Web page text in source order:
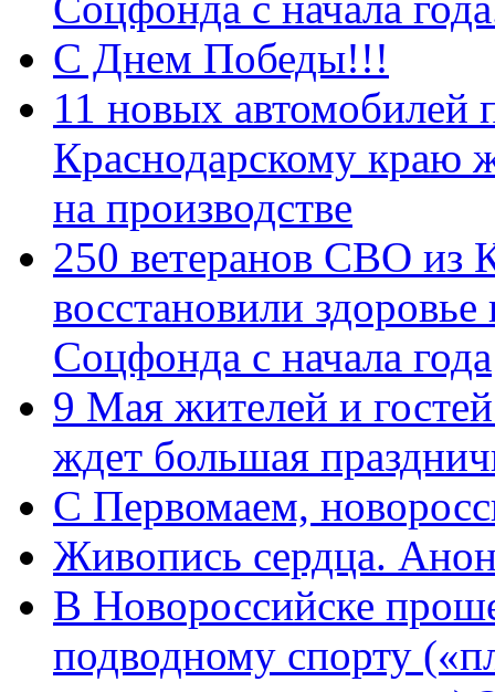
С Днем Победы!!!
11 новых автомобилей
Краснодарскому краю
на производстве
250 ветеранов СВО из
восстановили
Соцфонда с начала года
9 Мая жителей и
ждет большая
C Первомаем,
Живопись сердца.
В Новороссийске
подводному спорту